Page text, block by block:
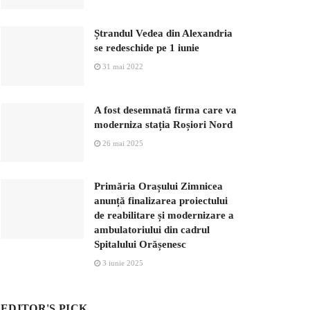
Ștrandul Vedea din Alexandria
se redeschide pe 1 iunie
31 mai 2022
A fost desemnată firma care va
moderniza stația Roșiori Nord
26 mai 2025
Primăria Orașului Zimnicea
anunță finalizarea proiectului
de reabilitare și modernizare a
ambulatoriului din cadrul
Spitalului Orășenesc
3 iunie 2025